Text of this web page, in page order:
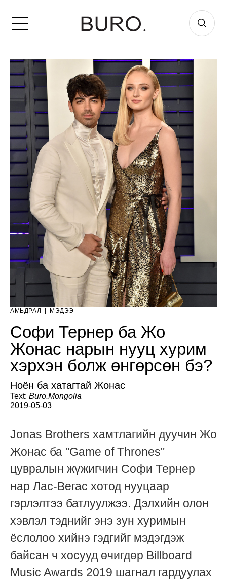
АМЬДРАЛ | МЭДЭЭ
Софи Тернер ба Жо
Жонас нарын нууц хурим
хэрхэн болж өнгөрсөн бэ?
Ноён ба хатагтай Жонас
Text: Buro.Mongolia
2019-05-03
Jonas Brothers хамтлагийн дуучин Жо
Жонас ба "Game of Thrones"
цувралын жүжигчин Софи Тернер
нар Лас-Вегас хотод нууцаар
гэрлэлтээ батлуулжээ. Дэлхийн олон
хэвлэл тэднийг энэ зун хуримын
ёслолоо хийнэ гэдгийг мэдэгдэж
байсан ч хосууд өчигдөр Billboard
Music Awards 2019 шагнал гардуулах